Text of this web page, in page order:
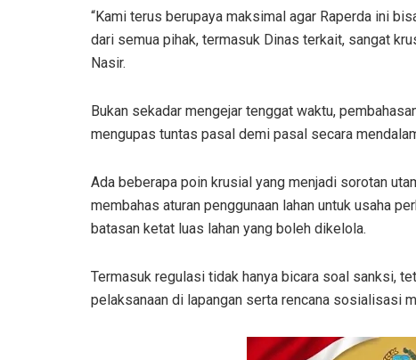
“Kami terus berupaya maksimal agar Raperda ini
dari semua pihak, termasuk Dinas terkait, sangat
Nasir.
Bukan sekadar mengejar tenggat waktu,
mengupas tuntas pasal demi pasal secara
Ada beberapa poin krusial yang menjadi sorotan
membahas aturan penggunaan lahan untuk usaha
batasan ketat luas lahan yang boleh dikelola.
Termasuk regulasi tidak hanya bicara soal sanksi,
pelaksanaan di lapangan serta rencana sosialisasi